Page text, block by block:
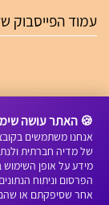
🍪 האתר עושה
של מדיה חברתית
מידע על אופן
הפרסום וניתוח
אחר שסיפקתם או
עמוד הפייסבוק